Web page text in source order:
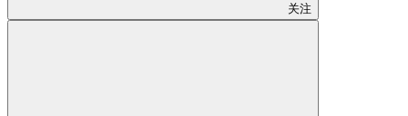
关注